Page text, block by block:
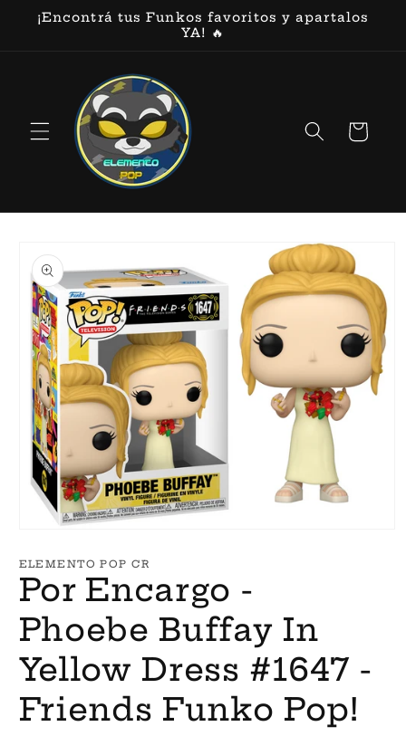
directamente
¡Encontrá tus Funkos favoritos y apartalos
YA! 🔥
Carrito
información
del producto
multimedia
1
en
una
ventana
modal
ELEMENTO POP CR
Por Encargo -
Phoebe Buffay In
Yellow Dress #1647 -
Friends Funko Pop!